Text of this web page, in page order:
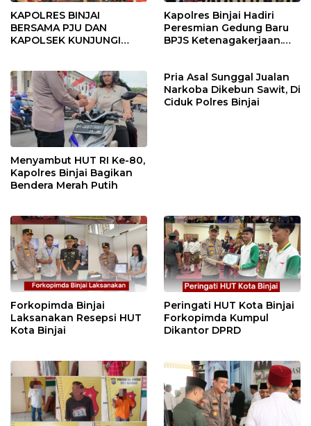
KAPOLRES BINJAI
BERSAMA PJU DAN
KAPOLSEK KUNJUNGI
Kapolres Binjai Hadiri
Peresmian Gedung Baru
BPJS Ketenagakerjaan.
Menyambut HUT RI Ke-80,
Kapolres Binjai Bagikan
Bendera Merah Putih
Pria Asal Sunggal Jualan
Narkoba Dikebun Sawit, Di
Ciduk Polres Binjai
Forkopimda Binjai
Laksanakan Resepsi HUT
Kota Binjai
Peringati HUT Kota Binjai
Forkopimda Kumpul
Dikantor DPRD